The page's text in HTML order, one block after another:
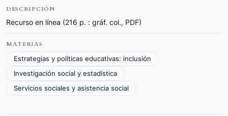
DESCRIPCIÓN
Recurso en línea (216 p. : gráf. col., PDF)
MATERIAS
Estrategias y políticas educativas: inclusión
Investigación social y estadística
Servicios sociales y asistencia social